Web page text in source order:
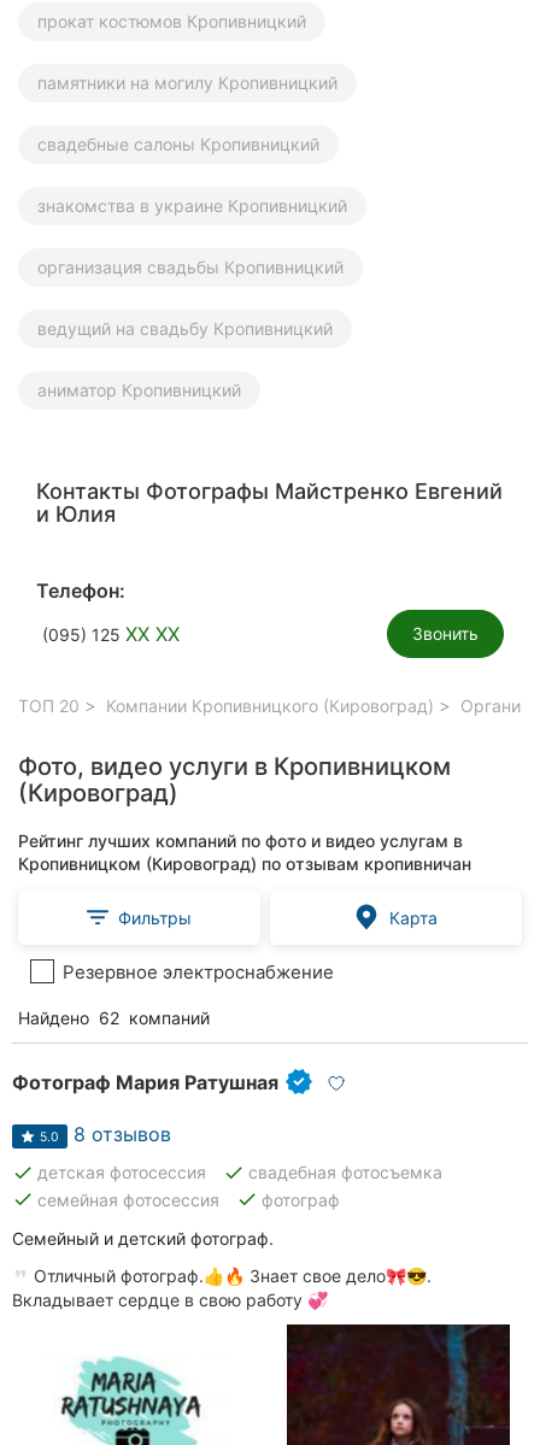
прокат костюмов Кропивницкий
памятники на могилу Кропивницкий
свадебные салоны Кропивницкий
знакомства в украине Кропивницкий
организация свадьбы Кропивницкий
ведущий на свадьбу Кропивницкий
аниматор Кропивницкий
Контакты Фотографы Майстренко Евгений
и Юлия
Телефон:
(095) 125 XX XX Звонить
ТОП 20 Компании Кропивницкого (Кировоград)
Фото, видео услуги в Кропивницком
(Кировоград)
Рейтинг лучших компаний по фото и видео услугам в
Кропивницком (Кировоград) по отзывам кропивничан
Фильтры Карта
Резервное электроснабжение
Найдено 62 компаний
Фотограф Мария Ратушная
5.0 8 отзывов
done детская фотосессия done свадебная фотосъемка
done семейная фотосессия done фотограф
Семейный и детский фотограф.
Отличный фотограф.👍🔥 Знает свое дело🎀😎.
Вкладывает сердце в свою работу 💞